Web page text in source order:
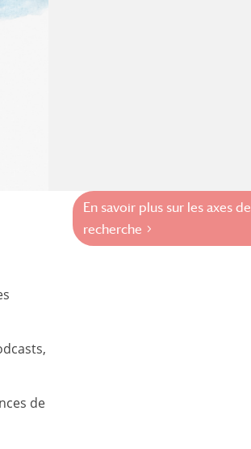
de
En savoir plus sur les axes de
recherche